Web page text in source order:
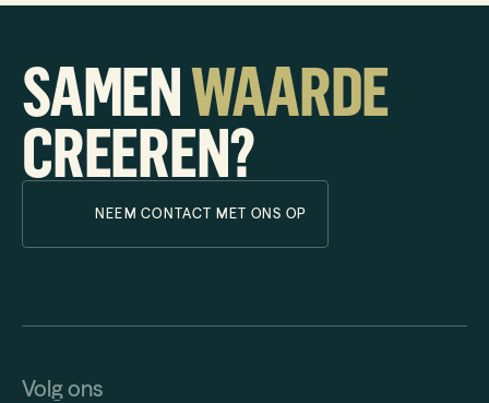
SAMENWAARDE
CREEREN?
NEEM CONTACT MET ONS OP
Volg ons